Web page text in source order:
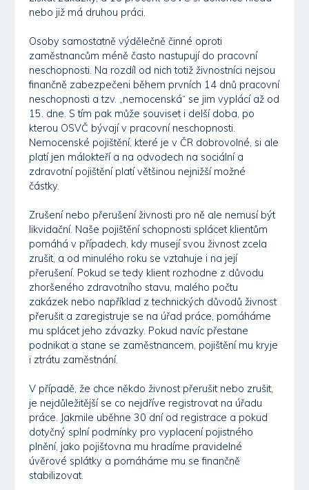
nebo již má druhou práci.
Osoby samostatně výdělečně činné oproti
zaměstnancům méně často nastupují do pracovní
neschopnosti. Na rozdíl od nich totiž živnostníci nejsou
finančně zabezpečeni během prvních 14 dnů pracovní
neschopnosti a tzv. „nemocenská“ se jim vyplácí až od
15. dne. S tím pak může souviset i delší doba, po
kterou OSVČ bývají v pracovní neschopnosti.
Nemocenské pojištění, které je v ČR dobrovolné, si ale
platí jen málokteří a na odvodech na sociální a
zdravotní pojištění platí většinou nejnižší možné
částky.
Zrušení nebo přerušení živnosti pro ně ale nemusí být
likvidační. Naše pojištění schopnosti splácet klientům
pomáhá v případech, kdy musejí svou živnost zcela
zrušit, a od minulého roku se vztahuje i na její
přerušení. Pokud se tedy klient rozhodne z důvodu
zhoršeného zdravotního stavu, malého počtu
zakázek nebo například z technických důvodů živnost
přerušit a zaregistruje se na úřad práce, pomáháme
mu splácet jeho závazky. Pokud navíc přestane
podnikat a stane se zaměstnancem, pojištění mu kryje
i ztrátu zaměstnání.
V případě, že chce někdo živnost přerušit nebo zrušit,
je nejdůležitější se co nejdříve registrovat na úřadu
práce. Jakmile uběhne 30 dní od registrace a pokud
dotyčný splní podmínky pro vyplacení pojistného
plnění, jako pojišťovna mu hradíme pravidelné
úvěrové splátky a pomáháme mu se finančně
stabilizovat.